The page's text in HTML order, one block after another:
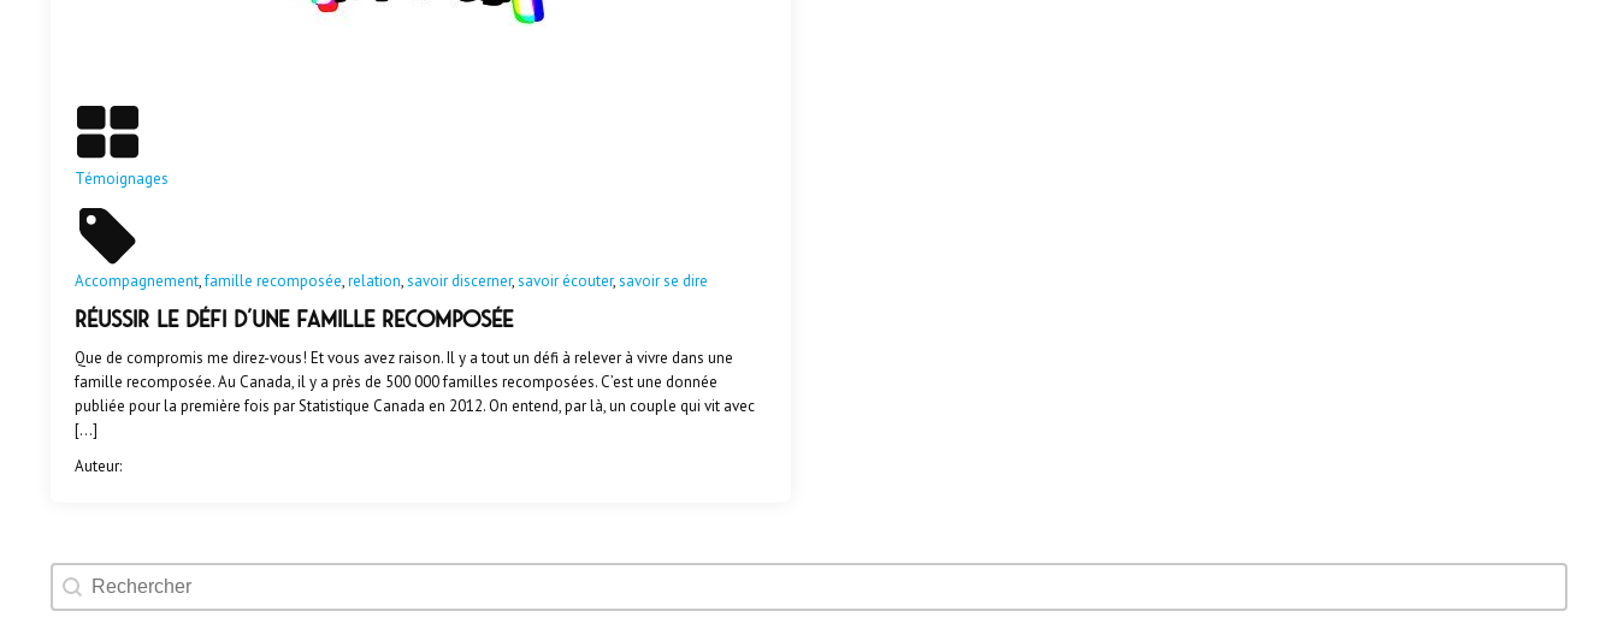
Témoignages
Accompagnement,famille recomposée,relation,savoir discerner,savoir écouter,savoir se dire
Réussir le défi d’une famille recomposée
Que de compromis me direz-vous! Et vous avez raison. Il y a tout un défi à relever à vivre dans une
famille recomposée. Au Canada, il y a près de 500 000 familles recomposées. C’est une donnée
publiée pour la première fois par Statistique Canada en 2012. On entend, par là, un couple qui vit avec
[…]
Auteur:
Rechercher un évènement